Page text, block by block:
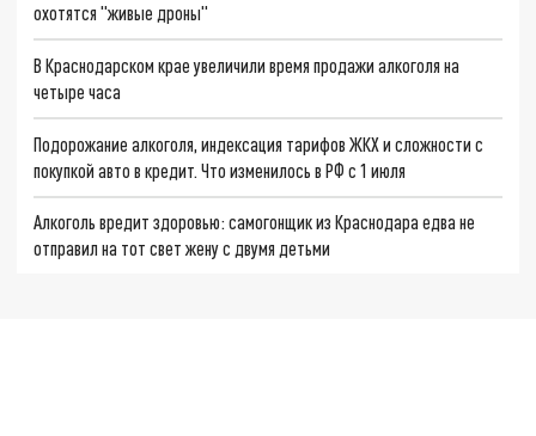
охотятся "живые дроны"
В Краснодарском крае увеличили время продажи алкоголя на
четыре часа
Подорожание алкоголя, индексация тарифов ЖКХ и сложности с
покупкой авто в кредит. Что изменилось в РФ с 1 июля
Алкоголь вредит здоровью: самогонщик из Краснодара едва не
отправил на тот свет жену с двумя детьми